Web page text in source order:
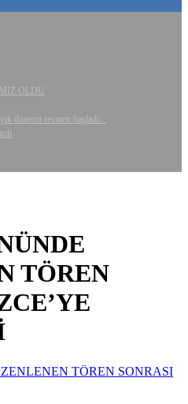
OLDU
dönemi resmen başladı...
TÖREN